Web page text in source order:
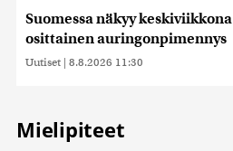
Suomessa näkyy keskiviikkona
osittainen auringonpimennys
Uutiset | 8.8.2026 11:30
Mielipiteet